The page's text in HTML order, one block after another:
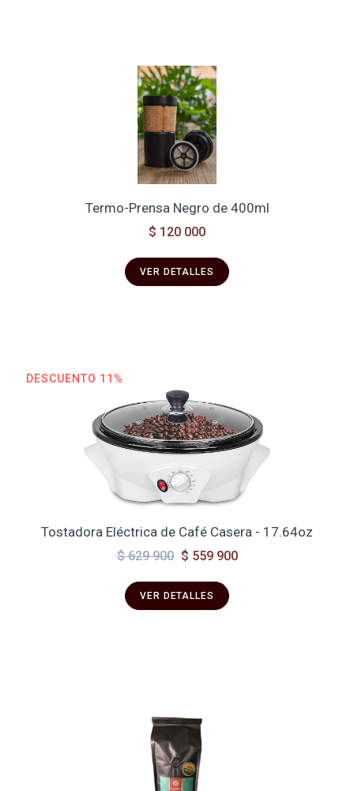
Termo-Prensa Negro de 400ml
$ 120 000
VER DETALLES
DESCUENTO 11%
Tostadora Eléctrica de Café Casera - 17.64oz
$ 629 900 $ 559 900
VER DETALLES